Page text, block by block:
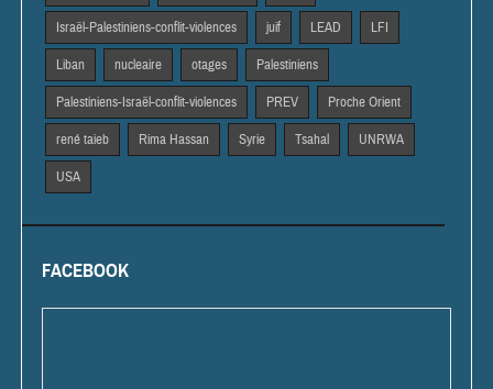
Israël-Palestiniens-conflit-violences juif LEAD LFI
Liban nucleaire otages Palestiniens
Palestiniens-Israël-conflit-violences PREV Proche Orient
rené taieb Rima Hassan Syrie Tsahal UNRWA
USA
FACEBOOK